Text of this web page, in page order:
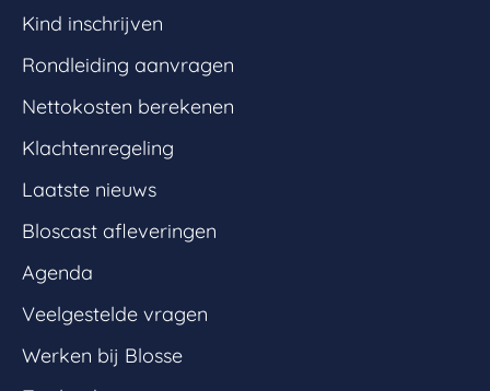
Kind inschrijven
Rondleiding aanvragen
Nettokosten berekenen
Klachtenregeling
Laatste nieuws
Bloscast afleveringen
Agenda
Veelgestelde vragen
Werken bij Blosse